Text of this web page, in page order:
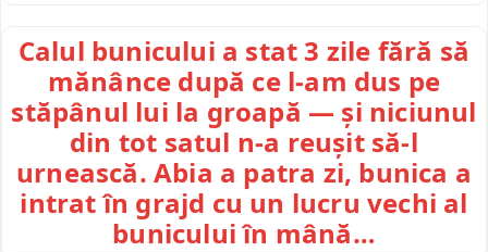
Calul bunicului a stat 3 zile fără să
mănânce după ce l-am dus pe
stăpânul lui la groapă — și niciunul
din tot satul n-a reușit să-l
urnească. Abia a patra zi, bunica a
intrat în grajd cu un lucru vechi al
bunicului în mână…